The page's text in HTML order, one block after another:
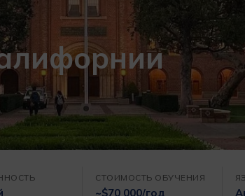
СТОИМОСТЬ ОБУЧЕНИЯ
~$70 000/год